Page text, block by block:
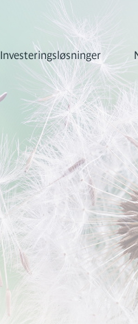
Investeringsløsninger